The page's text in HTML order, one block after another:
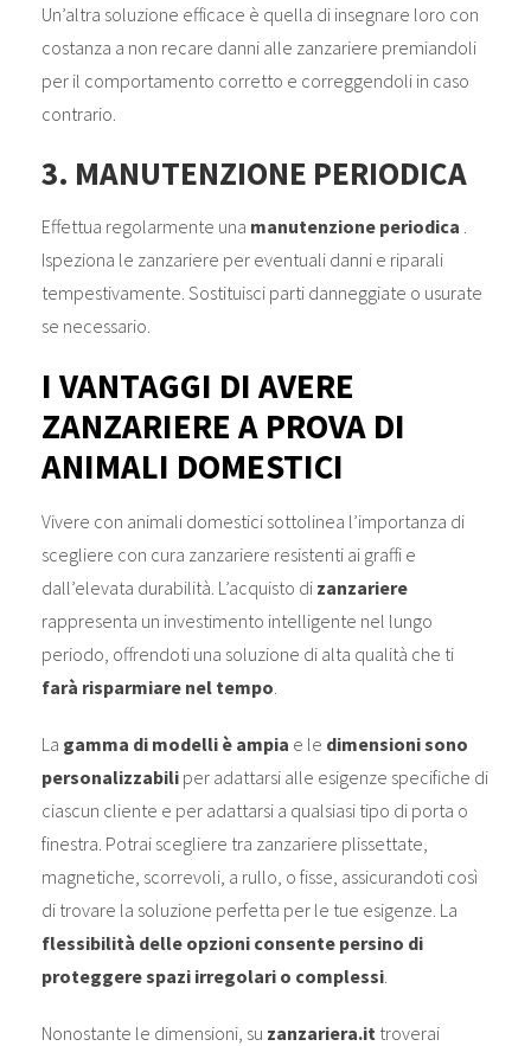
Un’altra soluzione efficace è quella di insegnare loro con
costanza a non recare danni alle zanzariere premiandoli
per il comportamento corretto e correggendoli in caso
contrario.
3. MANUTENZIONE PERIODICA
Effettua regolarmente una manutenzione periodica
Ispeziona le zanzariere per eventuali danni e riparali
tempestivamente. Sostituisci parti danneggiate o usurate
se necessario.
I VANTAGGI DI AVERE
ZANZARIERE A PROVA DI
ANIMALI DOMESTICI
Vivere con animali domestici sottolinea l’importanza di
scegliere con cura zanzariere resistenti ai graffi e
dall’elevata durabilità. L’acquisto di zanzariere
rappresenta un investimento intelligente nel lungo
periodo, offrendoti una soluzione di alta qualità che ti
farà risparmiare nel tempo
La gamma di modelli è ampia e le dimensioni sono
personalizzabiliper adattarsi alle esigenze specifiche di
ciascun cliente e per adattarsi a qualsiasi tipo di porta o
finestra. Potrai scegliere tra zanzariere plissettate,
magnetiche, scorrevoli, a rullo, o fisse, assicurandoti così
di trovare la soluzione perfetta per le tue esigenze. La
flessibilità delle opzioni consente persino di
proteggere spazi irregolari o complessi.
Nonostante le dimensioni, su zanzariera.it troverai